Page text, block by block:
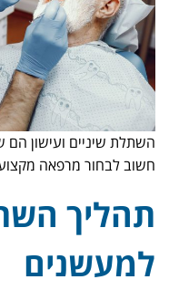
השתלת שיניים ועישון הם
חשוב לבחור מרפאה
תהליך
למעשנים